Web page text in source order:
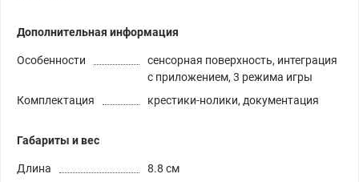
Дополнительная информация
Особенности
сенсорная поверхность, интеграция
с приложением, 3 режима игры
Комплектация
крестики-нолики, документация
Габариты и вес
Длина
8.8 см